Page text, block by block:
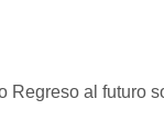
Regreso al futuro